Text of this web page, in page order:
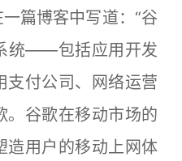
博客中写道：“谷
统——包括应用开发
支付公司、网络运营
。谷歌在移动市场的
造用户的移动上网体